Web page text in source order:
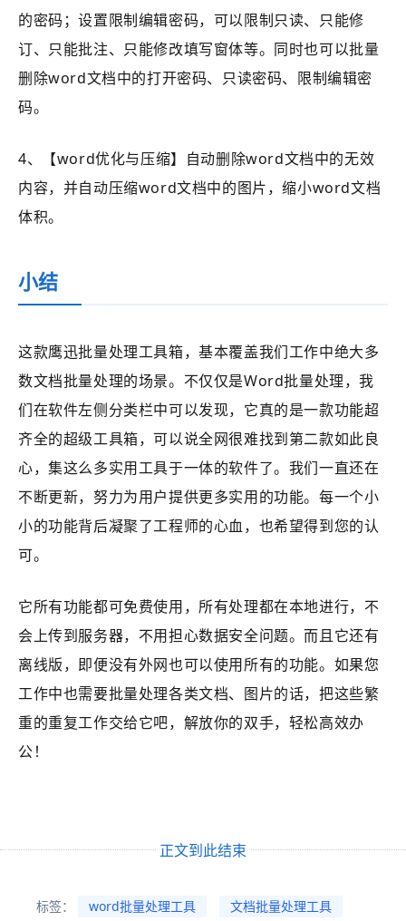
的密码；设置限制编辑密码，可以限制只读、只能修
订、只能批注、只能修改填写窗体等。同时也可以批量
删除word文档中的打开密码、只读密码、限制编辑密
码。
4、【word优化与压缩】自动删除word文档中的无效
内容，并自动压缩word文档中的图片，缩小word文档
体积。
小结
这款鹰迅批量处理工具箱，基本覆盖我们工作中绝大多
数文档批量处理的场景。不仅仅是Word批量处理，我
们在软件左侧分类栏中可以发现，它真的是一款功能超
齐全的超级工具箱，可以说全网很难找到第二款如此良
心，集这么多实用工具于一体的软件了。我们一直还在
不断更新，努力为用户提供更多实用的功能。每一个小
小的功能背后凝聚了工程师的心血，也希望得到您的认
可。
它所有功能都可免费使用，所有处理都在本地进行，不
会上传到服务器，不用担心数据安全问题。而且它还有
离线版，即便没有外网也可以使用所有的功能。如果您
工作中也需要批量处理各类文档、图片的话，把这些繁
重的重复工作交给它吧，解放你的双手，轻松高效办
公！
正文到此结束
标签： word批量处理工具 文档批量处理工具